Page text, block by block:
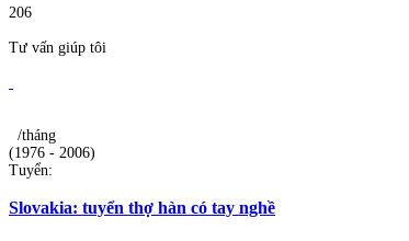
206
Tư vấn giúp tôi
/tháng
(1976 - 2006)
Tuyển:
Slovakia: tuyển thợ hàn có tay nghề